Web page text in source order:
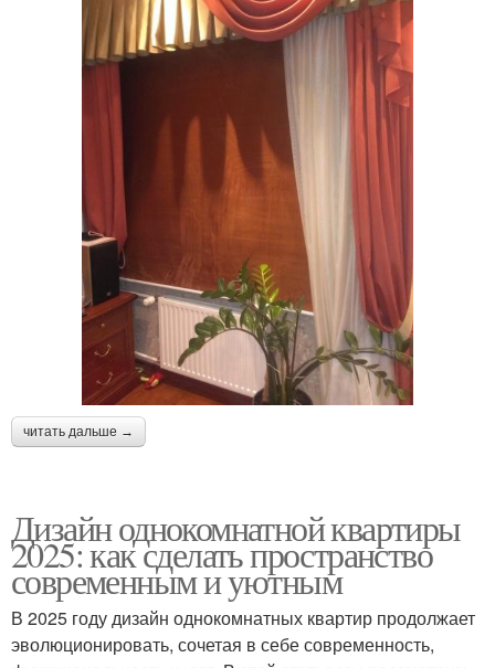
читать дальше →
Дизайн однокомнатной квартиры
2025: как сделать пространство
современным и уютным
В 2025 году дизайн однокомнатных квартир продолжает
эволюционировать, сочетая в себе современность,